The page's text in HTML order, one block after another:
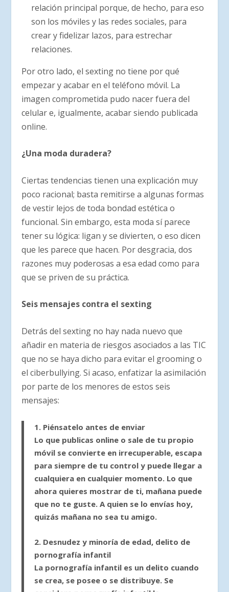
relación principal porque, de hecho, para eso
son los móviles y las redes sociales, para
crear y fidelizar lazos, para estrechar
relaciones.
Por otro lado, el sexting no tiene por qué
empezar y acabar en el teléfono móvil. La
imagen comprometida pudo nacer fuera del
celular e, igualmente, acabar siendo publicada
online.
¿Una moda duradera?
Ciertas tendencias tienen una explicación muy
poco racional; basta remitirse a algunas formas
de vestir lejos de toda bondad estética o
funcional. Sin embargo, esta moda sí parece
tener su lógica: ligan y se divierten, o eso dicen
que les parece que hacen. Por desgracia, dos
razones muy poderosas a esa edad como para
que se priven de su práctica.
Seis mensajes contra el sexting
Detrás del sexting no hay nada nuevo que
añadir en materia de riesgos asociados a las TIC
que no se haya dicho para evitar el grooming o
el ciberbullying. Si acaso, enfatizar la asimilación
por parte de los menores de estos seis
mensajes:
1. Piénsatelo antes de enviar
Lo que publicas online o sale de tu propio
móvil se convierte en irrecuperable, escapa
para siempre de tu control y puede llegar a
cualquiera en cualquier momento. Lo que
ahora quieres mostrar de ti, mañana puede
que no te guste. A quien se lo envías hoy,
quizás mañana no sea tu amigo.
2. Desnudez y minoría de edad, delito de
pornografía infantil
La pornografía infantil es un delito cuando
se crea, se posee o se distribuye. Se